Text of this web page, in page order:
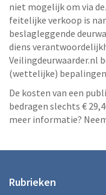
niet mogelijk om via
feitelijke verkoop is
beslagleggende
diens
Veilingdeurwaarder.nl
(wettelijke)
De kosten van een
bedragen slechts €
meer informatie?
Rubrieken